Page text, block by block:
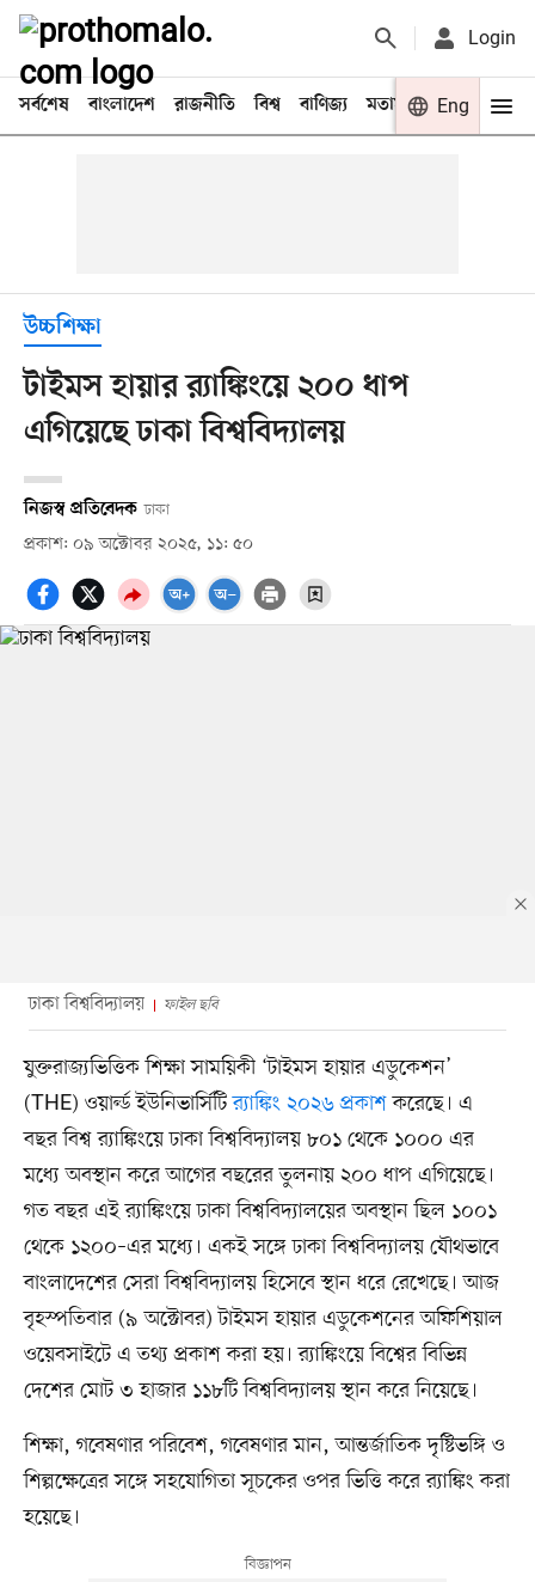
Login
সর্বশেষ বাংলাদেশ রাজনীতি বিশ্ব বাণিজ্য মতামত খেলা
Eng
উচ্চশিক্ষা
টাইমস হায়ার র‌্যাঙ্কিংয়ে ২০০ ধাপ
এগিয়েছে ঢাকা বিশ্ববিদ্যালয়
নিজস্ব প্রতিবেদক ঢাকা
প্রকাশ: ০৯ অক্টোবর ২০২৫, ১১: ৫০
ঢাকা বিশ্ববিদ্যালয় ফাইল ছবি
যুক্তরাজ্যভিত্তিক শিক্ষা সাময়িকী ‘টাইমস হায়ার এডুকেশন’
(THE) ওয়ার্ল্ড ইউনিভার্সিটির‌্যাঙ্কিং ২০২৬ প্রকাশকরেছে। এ
বছর বিশ্ব র‌্যাঙ্কিংয়ে ঢাকা বিশ্ববিদ্যালয় ৮০১ থেকে ১০০০ এর
মধ্যে অবস্থান করে আগের বছরের তুলনায় ২০০ ধাপ এগিয়েছে।
গত বছর এই র‌্যাঙ্কিংয়ে ঢাকা বিশ্ববিদ্যালয়ের অবস্থান ছিল ১০০১
থেকে ১২০০–এর মধ্যে। একই সঙ্গে ঢাকা বিশ্ববিদ্যালয় যৌথভাবে
বাংলাদেশের সেরা বিশ্ববিদ্যালয় হিসেবে স্থান ধরে রেখেছে। আজ
বৃহস্পতিবার (৯ অক্টোবর) টাইমস হায়ার এডুকেশনের অফিশিয়াল
ওয়েবসাইটে এ তথ্য প্রকাশ করা হয়। র‌্যাঙ্কিংয়ে বিশ্বের বিভিন্ন
দেশের মোট ৩ হাজার ১১৮টি বিশ্ববিদ্যালয় স্থান করে নিয়েছে।
শিক্ষা, গবেষণার পরিবেশ, গবেষণার মান, আন্তর্জাতিক দৃষ্টিভঙ্গি ও
শিল্পক্ষেত্রের সঙ্গে সহযোগিতা সূচকের ওপর ভিত্তি করে র‌্যাঙ্কিং করা
হয়েছে।